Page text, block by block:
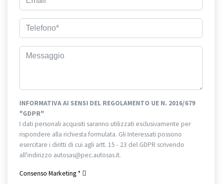
INFORMATIVA AI SENSI DEL REGOLAMENTO UE N. 2016/679
"GDPR"
I dati personali acquisiti saranno utilizzati esclusivamente per
rispondere alla richiesta formulata. Gli Interessati possono
esercitare i diritti di cui agli artt. 15 - 23 del GDPR scrivendo
all'indirizzo autosas@pec.autosas.it.
Consenso Marketing *